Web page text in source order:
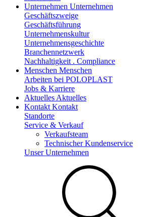
Unternehmen Unternehmen
Geschäftszweige
Geschäftsführung
Unternehmenskultur
Unternehmensgeschichte
Branchennetzwerk
Nachhaltigkeit . Compliance
Menschen Menschen
Arbeiten bei POLOPLAST
Jobs & Karriere
Aktuelles Aktuelles
Kontakt Kontakt
Standorte
Service & Verkauf
Verkaufsteam
Technischer Kundenservice
Unser Unternehmen